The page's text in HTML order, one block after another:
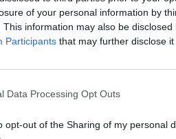
of your personal information by
This information may also be
Participants that may further disclose
Data Processing Opt Outs
opt-out of the Sharing of my personal
του κοινού νομοθέτη
βούληση εκ μέρους
των βουλευτών ή της
συμβάσεις. Η
προβλήματα, όπως
αντίθετη στη δημοκρατική
ρυθμίζει ένα ευρύ φάσμα